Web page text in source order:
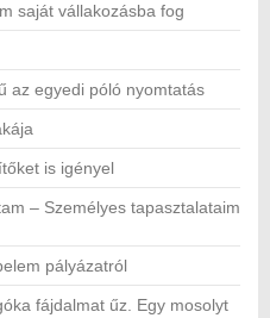
saját vállakozásba fog
az egyedi póló nyomtatás
is igényel
– Személyes tapasztalataim
pályázatról
fájdalmat űz. Egy mosolyt